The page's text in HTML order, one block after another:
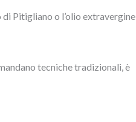
Pitigliano o l’olio extravergine
tecniche tradizionali, è